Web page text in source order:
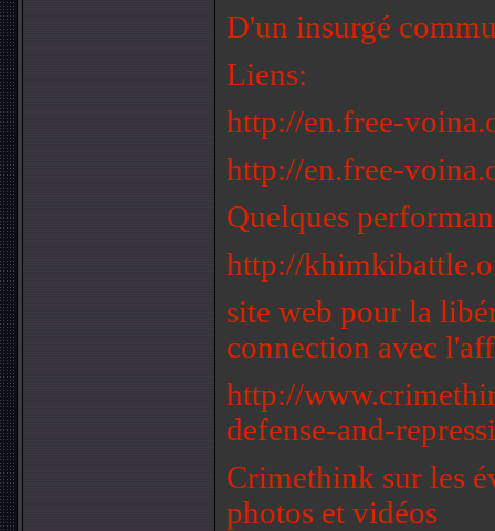
D'un insurgé
Liens:
http://en.free-
http://en.free-
Quelques
http://
site web pour la
connection avec
http://
defense-and-
Crimethink sur les
photos et vidéos